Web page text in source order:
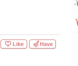
Like Have